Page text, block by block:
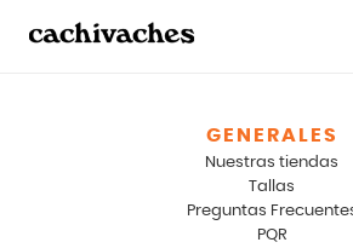
GENERALES
Nuestras tiendas
Tallas
Preguntas
PQR